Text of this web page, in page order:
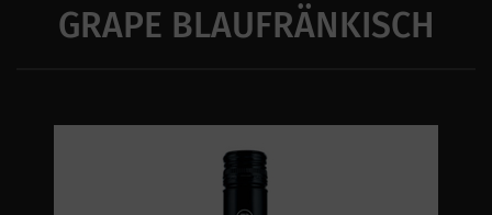
GRAPE BLAUFRÄNKISCH